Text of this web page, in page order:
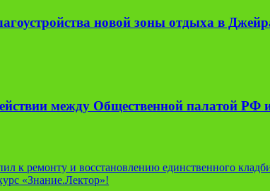
новой зоны отдыха в
между Общественной палатой
к ремонту и восстановлению единственного
«Знание.Лектор»!